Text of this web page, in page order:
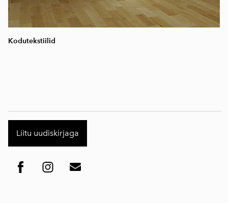
Kodutekstiilid
Liitu uudiskirjaga